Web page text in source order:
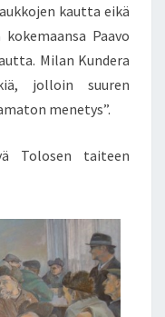
kautta eikä
Paavo
Milan Kundera
jolloin suuren
menetys”.
Tolosen taiteen